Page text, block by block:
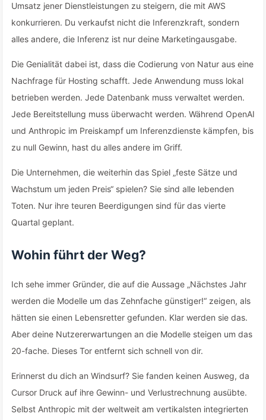
Umsatz jener Dienstleistungen zu steigern, die mit AWS
konkurrieren. Du verkaufst nicht die Inferenzkraft, sondern
alles andere, die Inferenz ist nur deine Marketingausgabe.
Die Genialität dabei ist, dass die Codierung von Natur aus eine
Nachfrage für Hosting schafft. Jede Anwendung muss lokal
betrieben werden. Jede Datenbank muss verwaltet werden.
Jede Bereitstellung muss überwacht werden. Während OpenAI
und Anthropic im Preiskampf um Inferenzdienste kämpfen, bis
zu null Gewinn, hast du alles andere im Griff.
Die Unternehmen, die weiterhin das Spiel „feste Sätze und
Wachstum um jeden Preis“ spielen? Sie sind alle lebenden
Toten. Nur ihre teuren Beerdigungen sind für das vierte
Quartal geplant.
Wohin führt der Weg?
Ich sehe immer Gründer, die auf die Aussage „Nächstes Jahr
werden die Modelle um das Zehnfache günstiger!“ zeigen, als
hätten sie einen Lebensretter gefunden. Klar werden sie das.
Aber deine Nutzererwartungen an die Modelle steigen um das
20-fache. Dieses Tor entfernt sich schnell von dir.
Erinnerst du dich an Windsurf? Sie fanden keinen Ausweg, da
Cursor Druck auf ihre Gewinn- und Verlustrechnung ausübte.
Selbst Anthropic mit der weltweit am vertikalsten integrierten